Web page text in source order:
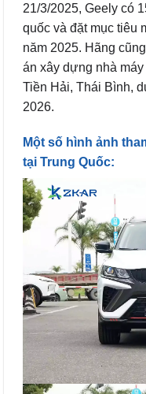
21/3/2025, Geely có
quốc và đặt mục tiêu
năm 2025. Hãng
án xây dựng nhà
Tiền Hải, Thái Bình,
2026.
Một số hình ảnh
tại Trung Quốc: